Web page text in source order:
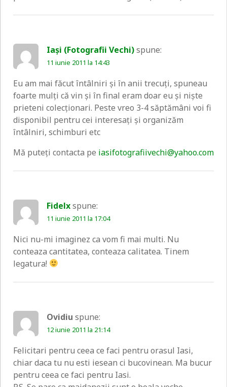
Iași (Fotografii Vechi)spune:
11 iunie 2011 la 14:43
Eu am mai făcut întâlniri și în anii trecuți, spuneau
foarte mulți că vin și în final eram doar eu și niște
prieteni colecționari. Peste vreo 3-4 săptămâni voi fi
disponibil pentru cei interesați și organizăm
întâlniri, schimburi etc
Mă puteți contacta pe iasifotografiivechi@yahoo.com
Fidelxspune:
11 iunie 2011 la 17:04
Nici nu-mi imaginez ca vom fi mai multi. Nu
conteaza cantitatea, conteaza calitatea. Tinem
legatura!
Ovidiu spune:
12 iunie 2011 la 21:14
Felicitari pentru ceea ce faci pentru orasul Iasi,
chiar daca tu nu esti iesean ci bucovinean. Ma bucur
pentru ceea ce faci pentru Iasi.